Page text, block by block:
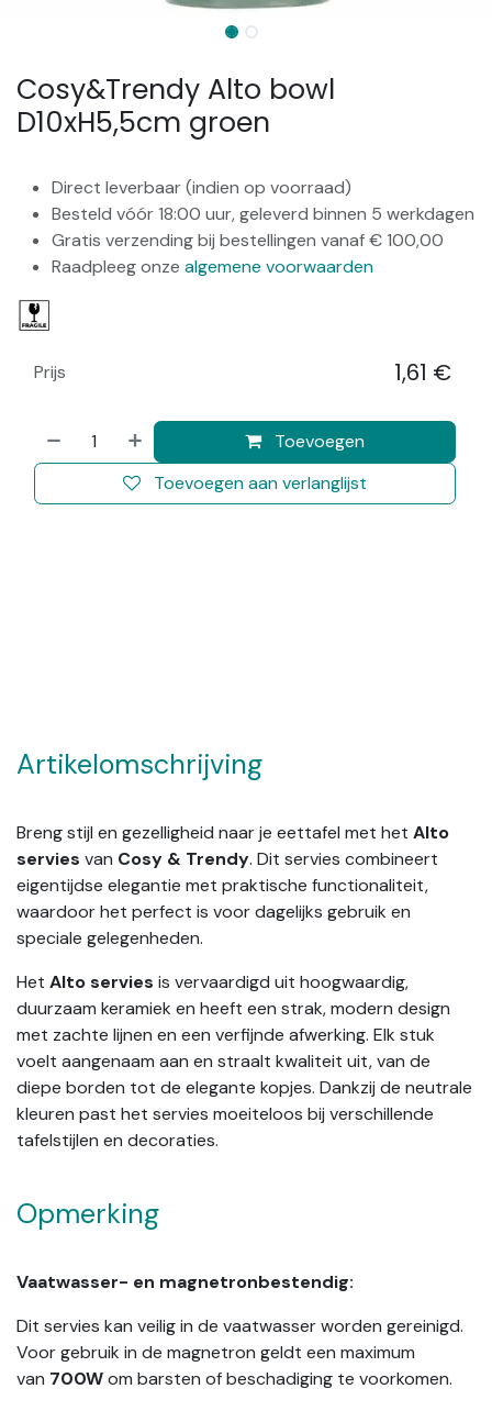
Cosy&Trendy Alto bowl
D10xH5,5cm groen
Direct leverbaar (indien op voorraad)
Besteld vóór 18:00 uur, geleverd binnen 5 werkdagen
Gratis verzending bij bestellingen vanaf € 100,00
Raadpleeg onze algemene voorwaarden
Toevoegen
Toevoegen aan verlanglijst
Prijs 1,61 €
Artikelomschrijving
Breng stijl en gezelligheid naar je eettafel met het Alto
servies van Cosy & Trendy. Dit servies combineert
eigentijdse elegantie met praktische functionaliteit,
waardoor het perfect is voor dagelijks gebruik en
speciale gelegenheden.
Het Alto servies is vervaardigd uit hoogwaardig,
duurzaam keramiek en heeft een strak, modern design
met zachte lijnen en een verfijnde afwerking. Elk stuk
voelt aangenaam aan en straalt kwaliteit uit, van de
diepe borden tot de elegante kopjes. Dankzij de neutrale
kleuren past het servies moeiteloos bij verschillende
tafelstijlen en decoraties.
Opmerking
Vaatwasser- en magnetronbestendig:
Dit servies kan veilig in de vaatwasser worden gereinigd.
Voor gebruik in de magnetron geldt een maximum
van 700Wom barsten of beschadiging te voorkomen.